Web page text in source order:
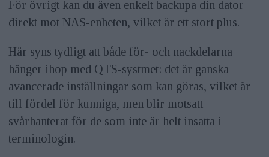
För övrigt kan du även enkelt backupa din dator
direkt mot NAS-enheten, vilket är ett stort plus.
Här syns tydligt att både för- och nackdelarna
hänger ihop med QTS-systmet: det är ganska
avancerade inställningar som kan göras, vilket är
till fördel för kunniga, men blir motsatt
svårhanterat för de som inte är helt insatta i
terminologin.